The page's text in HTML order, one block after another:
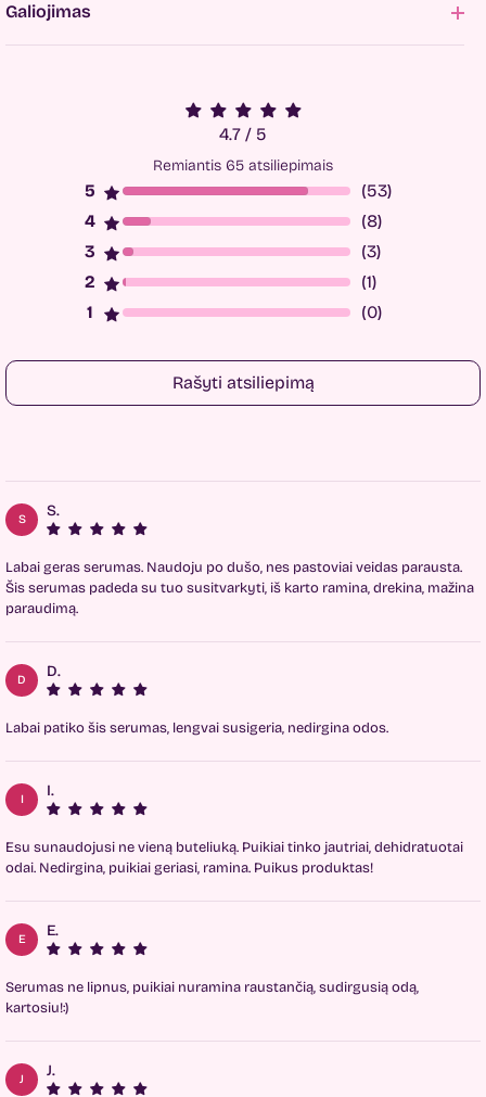
Galiojimas
4.7 / 5
Remiantis 65 atsiliepimais
(53)
(8)
(3)
(1)
(0)
Rašyti atsiliepimą
S S.
Labai geras serumas. Naudoju po dušo, nes pastoviai veidas parausta.
Šis serumas padeda su tuo susitvarkyti, iš karto ramina, drekina, mažina
paraudimą.
D D.
Labai patiko šis serumas, lengvai susigeria, nedirgina odos.
I I.
Esu sunaudojusi ne vieną buteliuką. Puikiai tinko jautriai, dehidratuotai
odai. Nedirgina, puikiai geriasi, ramina. Puikus produktas!
E E.
Serumas ne lipnus, puikiai nuramina raustančią, sudirgusią odą,
kartosiu!:)
J J.